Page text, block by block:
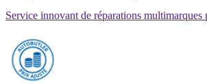
Service innovant de réparations multimarques